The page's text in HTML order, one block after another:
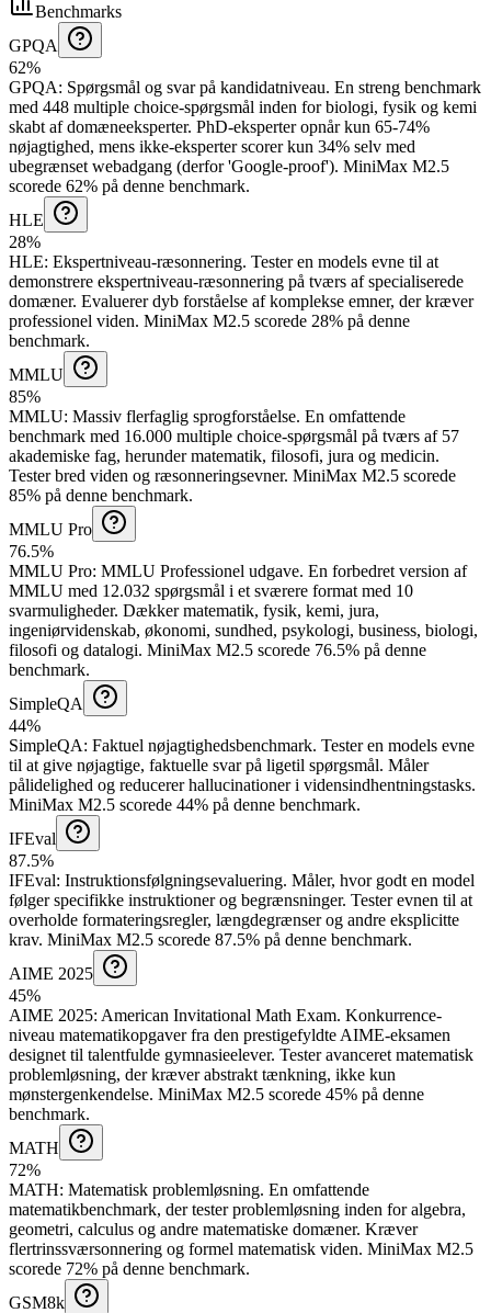
Benchmarks
GPQA
62%
GPQA: Spørgsmål og svar på kandidatniveau. En streng benchmark
med 448 multiple choice-spørgsmål inden for biologi, fysik og kemi
skabt af domæneeksperter. PhD-eksperter opnår kun 65-74%
nøjagtighed, mens ikke-eksperter scorer kun 34% selv med
ubegrænset webadgang (derfor 'Google-proof'). MiniMax M2.5
scorede 62% på denne benchmark.
HLE
28%
HLE: Ekspertniveau-ræsonnering. Tester en models evne til at
demonstrere ekspertniveau-ræsonnering på tværs af specialiserede
domæner. Evaluerer dyb forståelse af komplekse emner, der kræver
professionel viden. MiniMax M2.5 scorede 28% på denne
benchmark.
MMLU
85%
MMLU: Massiv flerfaglig sprogforståelse. En omfattende
benchmark med 16.000 multiple choice-spørgsmål på tværs af 57
akademiske fag, herunder matematik, filosofi, jura og medicin.
Tester bred viden og ræsonneringsevner. MiniMax M2.5 scorede
85% på denne benchmark.
MMLU Pro
76.5%
MMLU Pro: MMLU Professionel udgave. En forbedret version af
MMLU med 12.032 spørgsmål i et sværere format med 10
svarmuligheder. Dækker matematik, fysik, kemi, jura,
ingeniørvidenskab, økonomi, sundhed, psykologi, business, biologi,
filosofi og datalogi. MiniMax M2.5 scorede 76.5% på denne
benchmark.
SimpleQA
44%
SimpleQA: Faktuel nøjagtighedsbenchmark. Tester en models evne
til at give nøjagtige, faktuelle svar på ligetil spørgsmål. Måler
pålidelighed og reducerer hallucinationer i vidensindhentningstasks.
MiniMax M2.5 scorede 44% på denne benchmark.
IFEval
87.5%
IFEval: Instruktionsfølgningsevaluering. Måler, hvor godt en model
følger specifikke instruktioner og begrænsninger. Tester evnen til at
overholde formateringsregler, længdegrænser og andre eksplicitte
krav. MiniMax M2.5 scorede 87.5% på denne benchmark.
AIME 2025
45%
AIME 2025: American Invitational Math Exam. Konkurrence-
niveau matematikopgaver fra den prestigefyldte AIME-eksamen
designet til talentfulde gymnasieelever. Tester avanceret matematisk
problemløsning, der kræver abstrakt tænkning, ikke kun
mønstergenkendelse. MiniMax M2.5 scorede 45% på denne
benchmark.
MATH
72%
MATH: Matematisk problemløsning. En omfattende
matematikbenchmark, der tester problemløsning inden for algebra,
geometri, calculus og andre matematiske domæner. Kræver
flertrinssværsonnering og formel matematisk viden. MiniMax M2.5
scorede 72% på denne benchmark.
GSM8k